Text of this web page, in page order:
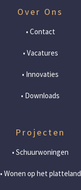
Over Ons
• Contact
• Vacatures
• Innovaties
• Downloads
Projecten
• Schuurwoningen
• Wonen op het platteland